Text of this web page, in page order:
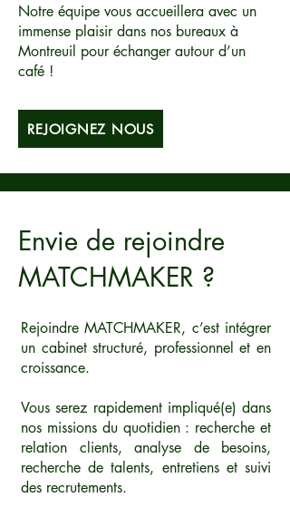
Notre équipe vous accueillera avec un
immense plaisir dans nos bureaux à
Montreuil pour échanger autour d’un
café !
REJOIGNEZ NOUS
Envie de rejoindre
MATCHMAKER ?
Rejoindre MATCHMAKER, c’est intégrer
un cabinet structuré, professionnel et en
croissance.
Vous serez rapidement impliqué(e) dans
nos missions du quotidien : recherche et
relation clients, analyse de besoins,
recherche de talents, entretiens et suivi
des recrutements.